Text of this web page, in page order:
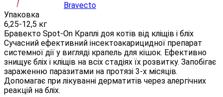
Bravecto
Упаковка
6,25-12,5 кг
Бравекто Spot-On Краплі доя котів від кліщів і бліх
Сучасний ефективний інсектоакарицидної препарат
системної дії у вигляді крапель для кішок. Ефективно
знищує бліх і кліщів на всіх стадіях їх розвитку. Запобігає
зараженню паразитами на протязі 3-х місяців.
Допомагає при лікуванні дерматитів через алергічних
реакцій на бліх.